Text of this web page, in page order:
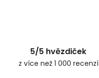
5/5 hvězdiček
z více než 1 000 recenzí